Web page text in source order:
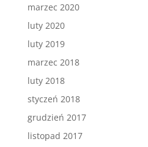
marzec 2020
luty 2020
luty 2019
marzec 2018
luty 2018
styczeń 2018
grudzień 2017
listopad 2017